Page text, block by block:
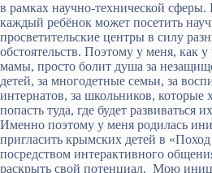
в рамках научно-технической
каждый ребёнок может посетить
просветительские центры в силу
обстоятельств. Поэтому у меня, как у
мамы, просто болит душа за
детей, за многодетные семьи, за
интернатов, за школьников, которые
попасть туда, где будет развиваться
Именно поэтому у меня родилась
пригласить крымских детей в «Поход
посредством интерактивного
раскрыть свой потенциал. Мою